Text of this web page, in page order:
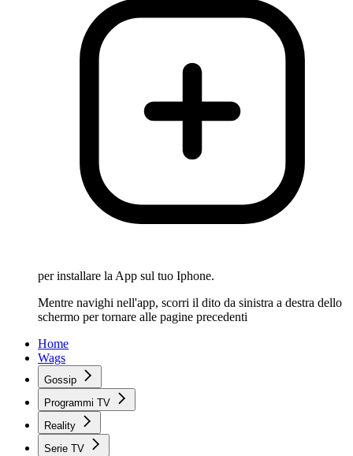
per installare la App sul tuo Iphone.
Mentre navighi nell'app, scorri il dito da sinistra a destra dello
schermo per tornare alle pagine precedenti
Home
Wags
Gossip
Programmi TV
Reality
Serie TV